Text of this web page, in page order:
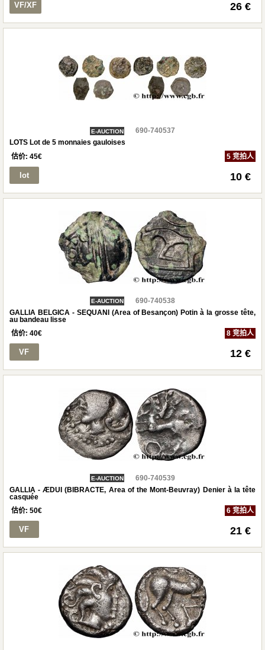
VF/XF 26 €
E-AUCTION
690-740537
LOTS Lot de 5 monnaies gauloises
估价: 45€ 5 竞拍人
lot 10 €
E-AUCTION
690-740538
GALLIA BELGICA - SEQUANI (Area of Besançon) Potin à la grosse tête,
au bandeau lisse
估价: 40€ 8 竞拍人
VF 12 €
E-AUCTION
690-740539
GALLIA - ÆDUI (BIBRACTE, Area of the Mont-Beuvray) Denier à la tête
casquée
估价: 50€ 6 竞拍人
VF 21 €